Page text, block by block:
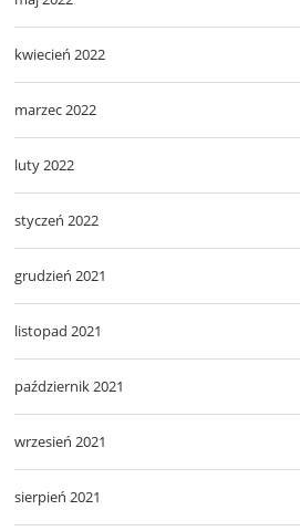
kwiecień 2022
marzec 2022
luty 2022
styczeń 2022
grudzień 2021
listopad 2021
październik 2021
wrzesień 2021
sierpień 2021